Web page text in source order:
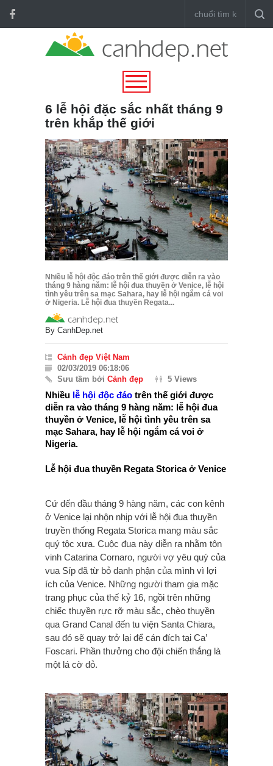
6 lễ hội đặc sắc nhất tháng 9
trên khắp thế giới
Nhiều lễ hội độc đáo trên thế giới được diễn ra vào
tháng 9 hàng năm: lễ hội đua thuyền ở Venice, lễ hội
tình yêu trên sa mạc Sahara, hay lễ hội ngắm cá voi
ở Nigeria. Lễ hội đua thuyền Regata...
By CanhDep.net
Cảnh đẹp Việt Nam
02/03/2019 06:18:06
Sưu tầm bởi Cảnh đẹp 5 Views
Nhiều lễ hội độc đáo trên thế giới được
diễn ra vào tháng 9 hàng năm: lễ hội đua
thuyền ở Venice, lễ hội tình yêu trên sa
mạc Sahara, hay lễ hội ngắm cá voi ở
Nigeria.
Lễ hội đua thuyền Regata Storica ở Venice
Cứ đến đầu tháng 9 hàng năm, các con kênh
ở Venice lại nhộn nhịp với lễ hội đua thuyền
truyền thống Regata Storica mang màu sắc
quý tộc xưa. Cuộc đua này diễn ra nhằm tôn
vinh Catarina Cornaro, người vợ yêu quý của
vua Síp đã từ bỏ danh phận của mình vì lợi
ích của Venice. Những người tham gia mặc
trang phục của thế kỷ 16, ngồi trên những
chiếc thuyền rực rỡ màu sắc, chèo thuyền
qua Grand Canal đến tu viện Santa Chiara,
sau đó sẽ quay trở lại để cán đích tại Ca’
Foscari. Phần thưởng cho đội chiến thắng là
một lá cờ đỏ.